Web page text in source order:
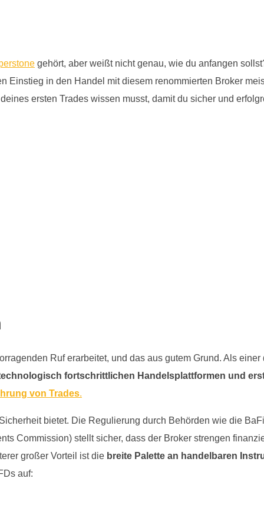
gehört, aber weißt nicht genau, wie du anfangen
Einstieg in den Handel mit diesem renommierten Broker
ersten Trades wissen musst, damit du sicher und
Ruf erarbeitet, und das aus gutem Grund. Als
fortschrittlichen Handelsplattformen und
von Trades.
bietet. Die Regulierung durch Behörden wie die
Commission) stellt sicher, dass der Broker strengen
großer Vorteil ist die breite Palette an handelbaren
auf: